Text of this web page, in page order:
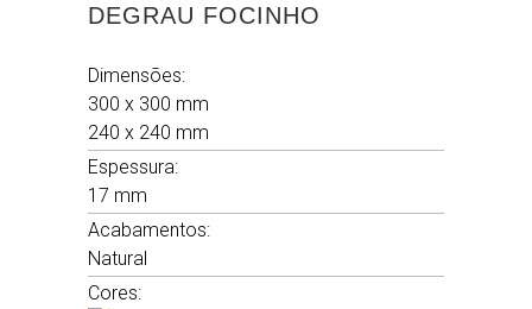
DEGRAU FOCINHO
Dimensões:
300 x 300 mm
240 x 240 mm
Espessura:
17 mm
Acabamentos:
Natural
Cores: